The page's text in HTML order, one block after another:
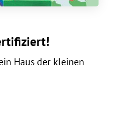
Haus der kleinen